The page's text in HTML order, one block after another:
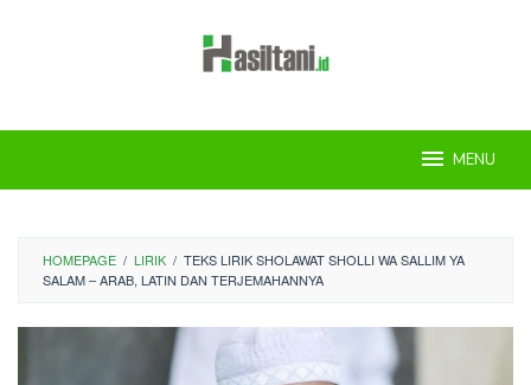
MENU
HOMEPAGE / LIRIK / TEKS LIRIK SHOLAWAT SHOLLI WA SALLIM YA
SALAM – ARAB, LATIN DAN TERJEMAHANNYA